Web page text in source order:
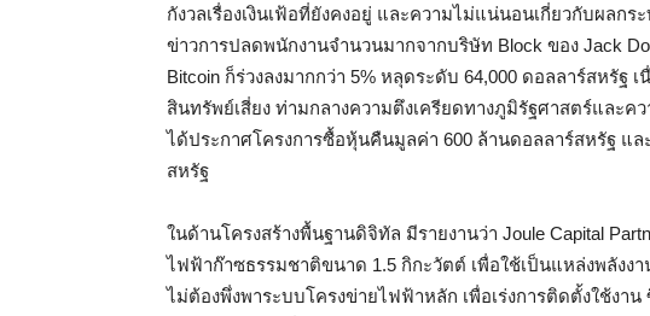
กังวลเรื่องเงินเฟ้อที่ยังคงอยู่ และความไม่แน่นอนเกี่ยวกับผล
ข่าวการปลดพนักงานจำนวนมากจากบริษัท Block ของ Jack
Bitcoin ก็ร่วงลงมากกว่า 5% หลุดระดับ 64,000 ดอลลาร์สหรัฐ
สินทรัพย์เสี่ยง ท่ามกลางความตึงเครียดทางภูมิรัฐศาสตร์และ
ได้ประกาศโครงการซื้อหุ้นคืนมูลค่า 600 ล้านดอลลาร์สหรัฐ แ
สหรัฐ
ในด้านโครงสร้างพื้นฐานดิจิทัล มีรายงานว่า Joule Capital
ไฟฟ้าก๊าซธรรมชาติขนาด 1.5 กิกะวัตต์ เพื่อใช้เป็นแหล่งพลังง
ไม่ต้องพึ่งพาระบบโครงข่ายไฟฟ้าหลัก เพื่อเร่งการติดตั้งใช้งา